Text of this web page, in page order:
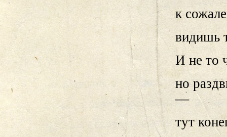
к
видишь
И не то
но
—
тут